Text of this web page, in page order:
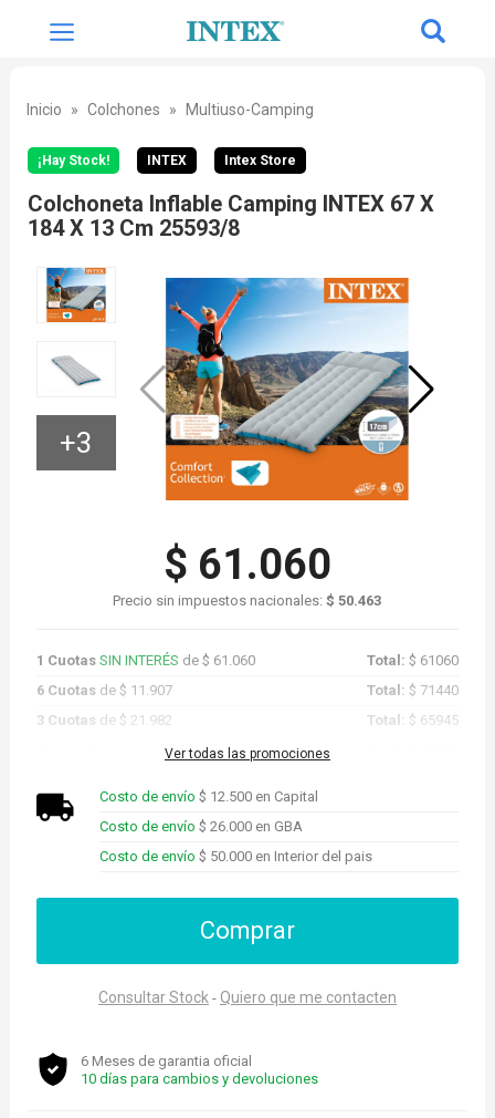
Inicio Colchones Multiuso-Camping
¡Hay Stock! INTEX Intex Store
Colchoneta Inflable Camping INTEX 67 X
184 X 13 Cm 25593/8
+3
$ 61.060
Precio sin impuestos nacionales:$ 50.463
1 Cuotas SIN INTERÉS de $ 61.060 Total:$ 61060
6 Cuotasde $ 11.907 Total:$ 71440
3 Cuotas de $ 21.982 Total: $ 65945
de $ 58.007
Ver todas las promociones
Costo de envío $ 12.500 en Capital
Costo de envío $ 26.000 en GBA
Costo de envío $ 50.000 en Interior del pais
Comprar
Consultar Stock- Quiero que me contacten
6 Meses de garantia oficial
10 días para cambios y devoluciones